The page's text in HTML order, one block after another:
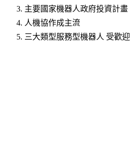
3. 主要國家機器人政府投資計畫
4. 人機協作成主流
5. 三大類型服務型機器人 受歡迎